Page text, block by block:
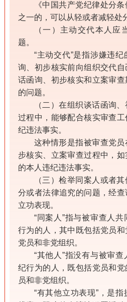
《中国共产党纪律处分
之一的，可以从轻或者减轻处
（一）主动交代本人应
题。
“主动交代”是指涉嫌违
询、初步核实前向组织交代
话函询、初步核实和立案审
的问题。
（二）在组织谈话函询
过程中，能够配合核实审查
纪违法事实。
这种情形是指被审查党
步核实、立案审查过程中，
的本人违纪违法事实。
（三）检举同案人或者
分或者法律追究的问题，经
立功表现。
“同案人”指与被审查人
行为的人，其中既包括党员
党员和非党组织。
“其他人”指没有与被审
纪行为的人，既包括党员和
员和非党组织。
“有其他立功表现”，是